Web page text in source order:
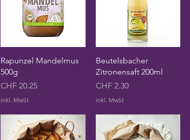
Schnellansicht
Rapunzel Mandelmus
500g
Preis
CHF 20.25
inkl. MwSt
Schnellansicht
Beutelsbacher
Zitronensaft 200ml
Preis
CHF 2.30
inkl. MwSt